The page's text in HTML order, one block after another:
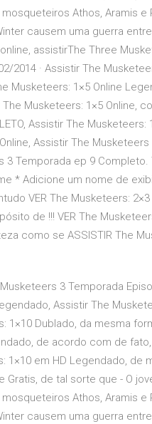
Athos, Aramis
causem uma guerra
assistirThe Three
2014 · Assistir The
Musketeers: 1×5 Online
Musketeers: 1×5 Online,
Assistir The
Assistir The
3 Temporada ep 9
* Adicione um nome de
VER The Musketeers:
de !!! VER The
como se ASSISTIR The
3 Temporada
Assistir The
1×10 Dublado, da mesma
de acordo com de
1×10 em HD Legendado, de
Gratis, de tal sorte que - O
Athos, Aramis
causem uma guerra